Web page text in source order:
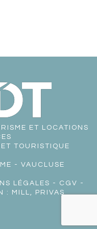
ET LOCATIONS
TOURISTIQUE
- VAUCLUSE
LÉGALES - CGV -
: MILL, PRIVAS